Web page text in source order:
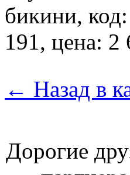
← Назад в
Дорогие